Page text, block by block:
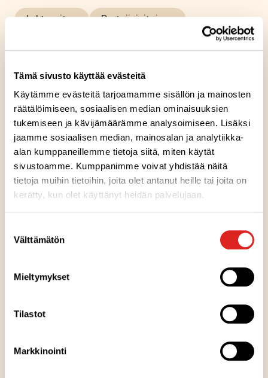
Tämä sivusto käyttää evästeitä
Käytämme evästeitä tarjoamamme sisällön ja mainosten
räätälöimiseen, sosiaalisen median ominaisuuksien
tukemiseen ja kävijämäärämme analysoimiseen. Lisäksi
jaamme sosiaalisen median, mainosalan ja analytiikka-
alan kumppaneillemme tietoja siitä, miten käytät
sivustoamme. Kumppanimme voivat yhdistää näitä
tietoja muihin tietoihin, joita olet antanut heille tai joita on
kerätty, kun olet käyttänyt heidän palvelujaan.
valinta
Välttämätön
Mieltymykset
Tilastot
Markkinointi
Laktoositon Proteiinipitoinen
Kana-Caesarwrap on mainio välipala. Maustoimme
caesarkastikkeella. Maukkaan levitteen päälle
lisäsimme paahdettua kanaa, rapeaa salaattia ja
tomaattia. Kääräisimme herkullisen kokonaisuuden
sinulle heti nautittavaksi.